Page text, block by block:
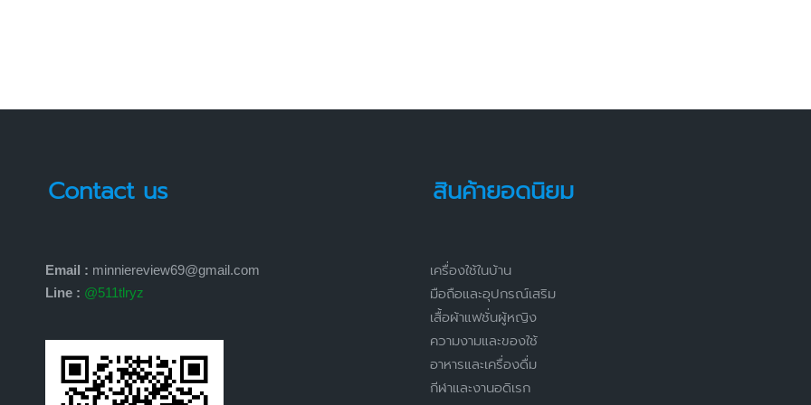
Contact us
Email : minniereview69@gmail.com
Line : @511tlryz
สินค้ายอดนิยม
เครื่องใช้ในบ้าน
มือถือและอุปกรณ์เสริม
เสื้อผ้าแฟชั่นผู้หญิง
ความงามและของใช้
อาหารและเครื่องดื่ม
กีฬาและงานอดิเรก